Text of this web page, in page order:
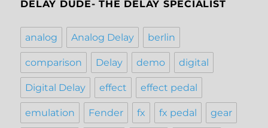
DELAY DUDE- THE DELAY SPECIALIST
analog Analog Delay berlin
comparison Delay demo digital
Digital Delay effect effect pedal
emulation Fender fx fx pedal gear